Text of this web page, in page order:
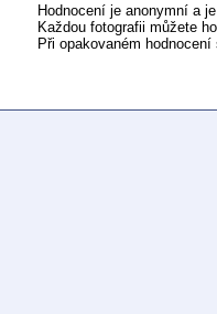
Hodnocení je anonymní a
Každou fotografii můžete
Při opakovaném